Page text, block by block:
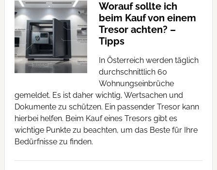
Worauf sollte ich
beim Kauf von einem
Tresor achten? –
Tipps
In Österreich werden täglich
durchschnittlich 60
Wohnungseinbrüche
gemeldet. Es ist daher wichtig, Wertsachen und
Dokumente zu schützen. Ein passender Tresor kann
hierbei helfen. Beim Kauf eines Tresors gibt es
wichtige Punkte zu beachten, um das Beste für Ihre
Bedürfnisse zu finden.